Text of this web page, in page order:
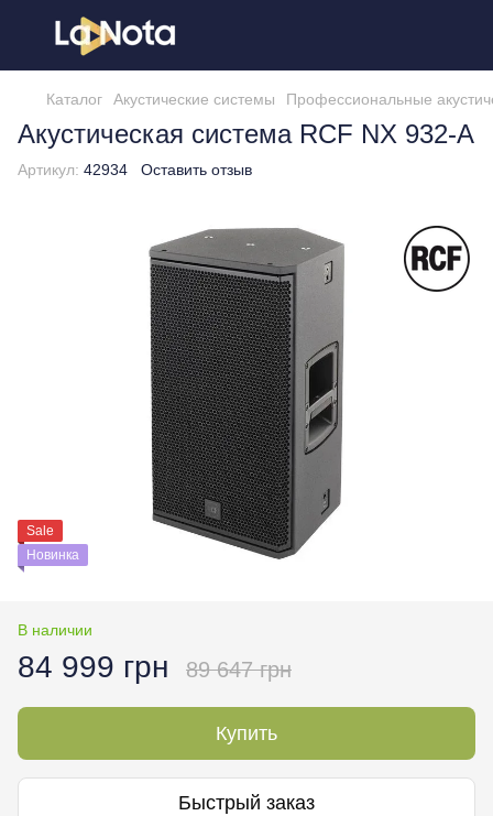
Каталог Акустические системы Профессиональные
Акустическая система RCF NX 932-A
Артикул: 42934 Оставить отзыв
Sale
Новинка
В наличии
84 999 грн 89 647 грн
Купить
Быстрый заказ